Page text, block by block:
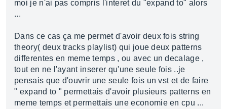
moi je n'ai pas compris l'interet du "expand to" alors
...
Dans ce cas ça me permet d'avoir deux fois string
theory( deux tracks playlist) qui joue deux patterns
differentes en meme temps , ou avec un decalage ,
tout en ne l'ayant inserer qu'une seule fois ..je
pensais que d'ouvrir une seule fois un vst et de faire
" expand to " permettais d'avoir plusieurs patterns en
meme temps et permettais une economie en cpu ...